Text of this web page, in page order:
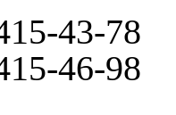
43-78
46-98